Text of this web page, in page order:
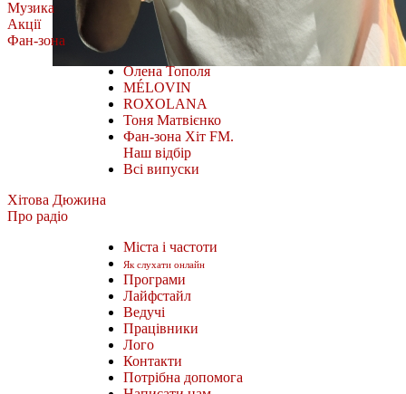
Музика
Акції
Фан-зона
Олена Тополя
MÉLOVIN
ROXOLANA
Тоня Матвієнко
Фан-зона Хіт FM.
Наш відбір
Всі випуски
Хітова Дюжина
Про радіо
Міста і частоти
Як слухати онлайн
Програми
Лайфстайл
Ведучі
Працівники
Лого
Контакти
Потрібна допомога